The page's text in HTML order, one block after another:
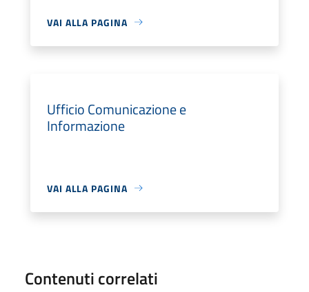
VAI ALLA PAGINA
Ufficio Comunicazione e
Informazione
VAI ALLA PAGINA
Contenuti correlati